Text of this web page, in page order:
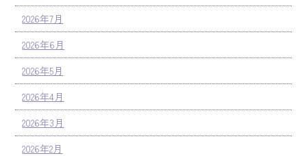
2026年7月
2026年6月
2026年5月
2026年4月
2026年3月
2026年2月